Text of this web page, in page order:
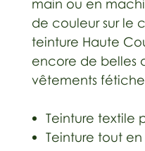
main ou en
de couleur sur le
teinture Haute
encore de belles
vêtements
Teinture textile
Teinture tout